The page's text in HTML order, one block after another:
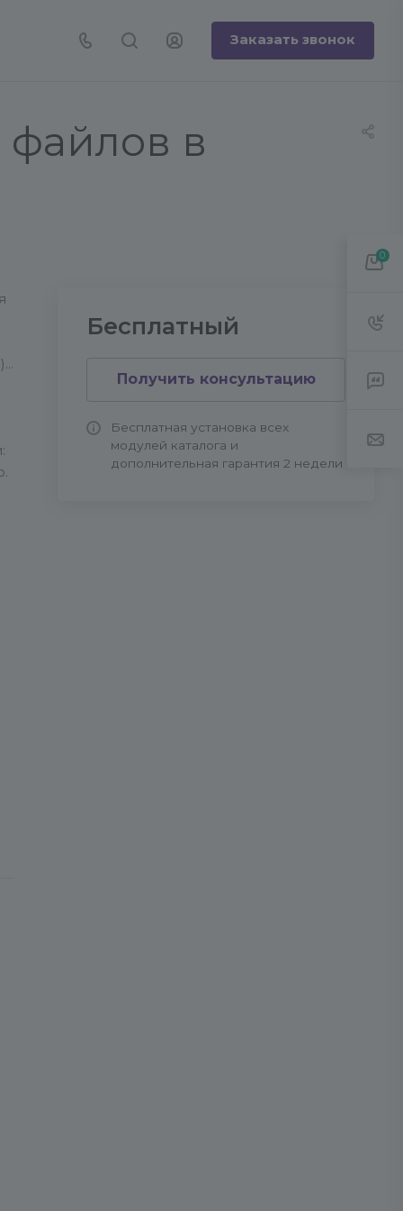
Заказать звонок
файлов в
Бесплатный
Получить консультацию
Бесплатная установка всех
модулей каталога и
дополнительная гарантия 2 недели
0